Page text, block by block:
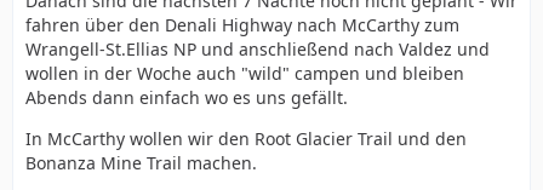
fahren über den Denali Highway nach McCarthy zum
Wrangell-St.Ellias NP und anschließend nach Valdez und
wollen in der Woche auch "wild" campen und bleiben
Abends dann einfach wo es uns gefällt.
In McCarthy wollen wir den Root Glacier Trail und den
Bonanza Mine Trail machen.